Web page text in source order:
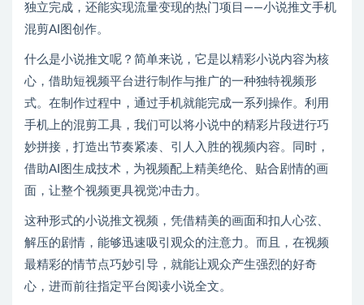
独立完成，还能实现流量变现的热门项目——小说推文手机
混剪AI图创作。
什么是小说推文呢？简单来说，它是以精彩小说内容为核
心，借助短视频平台进行制作与推广的一种独特视频形
式。在制作过程中，通过手机就能完成一系列操作。利用
手机上的混剪工具，我们可以将小说中的精彩片段进行巧
妙拼接，打造出节奏紧凑、引人入胜的视频内容。同时，
借助AI图生成技术，为视频配上精美绝伦、贴合剧情的画
面，让整个视频更具视觉冲击力。
这种形式的小说推文视频，凭借精美的画面和扣人心弦、
解压的剧情，能够迅速吸引观众的注意力。而且，在视频
最精彩的情节点巧妙引导，就能让观众产生强烈的好奇
心，进而前往指定平台阅读小说全文。